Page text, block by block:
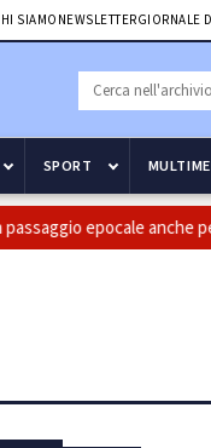
SIAMO NEWSLETTERGIORNALE
SPORT
epocale anche per il